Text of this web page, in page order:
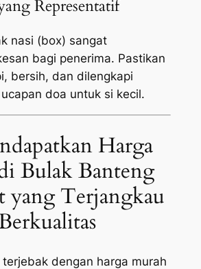
Representatif
nasi (box) sangat
bagi penerima. Pastikan
bersih, dan dilengkapi
doa untuk si kecil.
Harga
Bulak Banteng
yang Terjangkau
terjebak dengan harga murah